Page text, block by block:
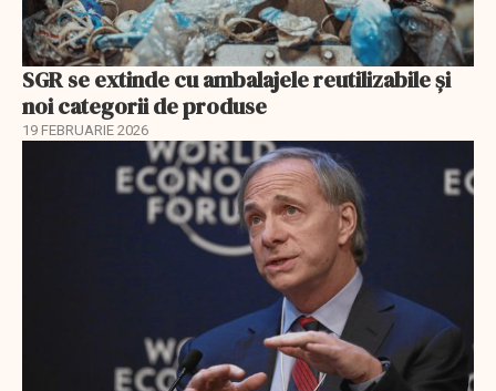
SGR se extinde cu ambalajele reutilizabile și
noi categorii de produse
19 FEBRUARIE 2026